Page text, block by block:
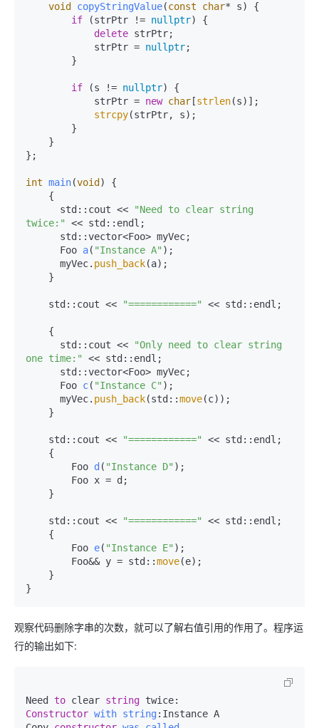
void
copyStringValue(const char* s)
{
if (strPtr != nullptr) {
delete strPtr;
            strPtr =
nullptr;
if (s != nullptr) {
            strPtr =
new char [strlen(s)];
strcpy(strPtr, s);
};
int main(void )
{
      std::cout <<
"Need to clear string
twice:"
<< std::endl;
Foo a( "Instance A" ) ;
      myVec.
push_back(a);
    std::cout <<
"============" << std::endl;
      std::cout <<
"Only need to clear string
one time:"
<< std::endl;
Foo c( "Instance C" ) ;
      myVec.
push_back(std::move(c));
    std::cout <<
"============"
<< std::endl;
Foo d ( "Instance D" ) ;
    std::cout <<
"============"
<< std::endl;
Foo e( "Instance E" ) ;
        Foo&& y = std::
move(e);
观察代码删除字串的次数，就可以了解右值引用的作用了。程序运
行的输出如下:
Need to clear string
Constructor with string : Instance A